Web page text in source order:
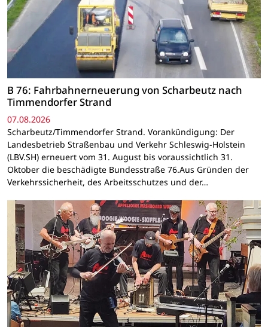
B 76: Fahrbahnerneuerung von Scharbeutz nach
Timmendorfer Strand
07.08.2026
Scharbeutz/Timmendorfer Strand. Vorankündigung: Der
Landesbetrieb Straßenbau und Verkehr Schleswig-Holstein
(LBV.SH) erneuert vom 31. August bis voraussichtlich 31.
Oktober die beschädigte Bundesstraße 76.Aus Gründen der
Verkehrssicherheit, des Arbeitsschutzes und der…